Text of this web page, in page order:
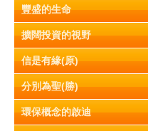
豐盛的生命
擴闊投資的視野
信是有緣(原)
分別為聖(勝)
環保概念的啟迪